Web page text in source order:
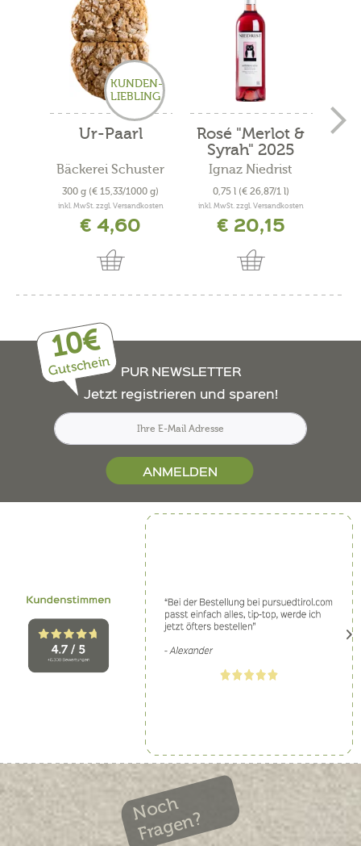
KUNDEN-
LIEBLING
Ur-Paarl
Bäckerei Schuster
300 g (€ 15,33/1000 g)
inkl. MwSt. zzgl. Versandkosten
€ 4,60
Rosé "Merlot &
Syrah" 2025
Ignaz Niedrist
0,75 l (€ 26,87/1 l)
inkl. MwSt. zzgl. Versandkosten
€ 20,15
10€
Gutschein
PUR NEWSLETTER
Jetzt registrieren und sparen!
ANMELDEN
Noch
Fragen?